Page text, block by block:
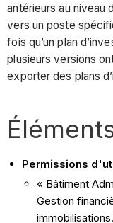
antérieurs au niveau
vers un poste
fois qu’un plan
plusieurs versions
exporter des plans
Permissions
« Bâtiment
Gestion
immobilisations.